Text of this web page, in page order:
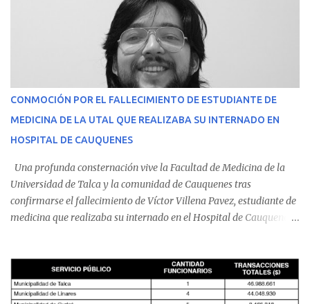
CONMOCIÓN POR EL FALLECIMIENTO DE ESTUDIANTE DE
MEDICINA DE LA UTAL QUE REALIZABA SU INTERNADO EN
HOSPITAL DE CAUQUENES
Una profunda consternación vive la Facultad de Medicina de la
Universidad de Talca y la comunidad de Cauquenes tras
confirmarse el fallecimiento de Víctor Villena Pavez, estudiante de
medicina que realizaba su internado en el Hospital de Cauquenes.
malestares físicos. Dada la complejidad de su estado de salud, el
equipo médico determinó su traslado de urgencia al Hospital
Regional de Talca y dado la urgencia la ambulancia partió hacia